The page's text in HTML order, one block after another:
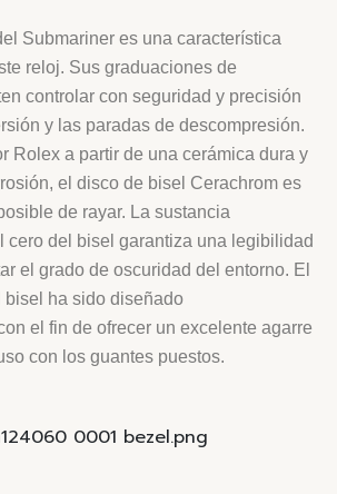
Submariner es una característica
reloj. Sus graduaciones de
controlar con seguridad y precisión
y las paradas de descompresión.
Rolex a partir de una cerámica dura y
el disco de bisel Cerachrom es
de rayar. La sustancia
cero del bisel garantiza una legibilidad
el grado de oscuridad del entorno. El
bisel ha sido diseñado
el fin de ofrecer un excelente agarre
con los guantes puestos.